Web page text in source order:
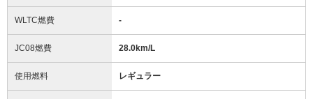
WLTC燃費 -
JC08燃費 28.0km/L
使用燃料 レギュラー